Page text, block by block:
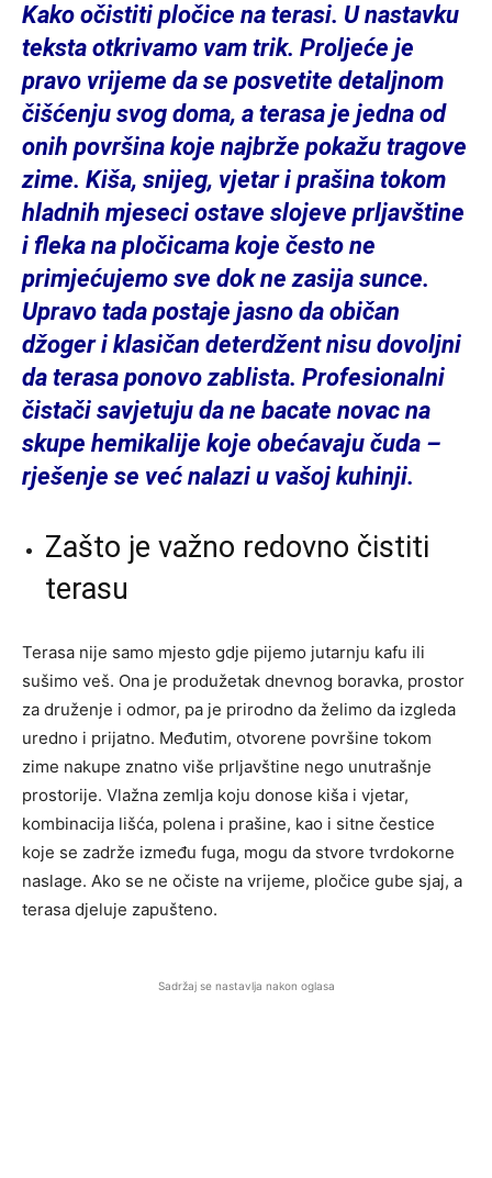
Kako očistiti pločice na terasi. U nastavku
teksta otkrivamo vam trik. Proljeće je
pravo vrijeme da se posvetite detaljnom
čišćenju svog doma, a terasa je jedna od
onih površina koje najbrže pokažu tragove
zime. Kiša, snijeg, vjetar i prašina tokom
hladnih mjeseci ostave slojeve prljavštine
i fleka na pločicama koje često ne
primjećujemo sve dok ne zasija sunce.
Upravo tada postaje jasno da običan
džoger i klasičan deterdžent nisu dovoljni
da terasa ponovo zablista. Profesionalni
čistači savjetuju da ne bacate novac na
skupe hemikalije koje obećavaju čuda –
rješenje se već nalazi u vašoj kuhinji.
Zašto je važno redovno čistiti
terasu
Terasa nije samo mjesto gdje pijemo jutarnju kafu ili
sušimo veš. Ona je produžetak dnevnog boravka, prostor
za druženje i odmor, pa je prirodno da želimo da izgleda
uredno i prijatno. Međutim, otvorene površine tokom
zime nakupe znatno više prljavštine nego unutrašnje
prostorije. Vlažna zemlja koju donose kiša i vjetar,
kombinacija lišća, polena i prašine, kao i sitne čestice
koje se zadrže između fuga, mogu da stvore tvrdokorne
naslage. Ako se ne očiste na vrijeme, pločice gube sjaj, a
terasa djeluje zapušteno.
Sadržaj se nastavlja nakon oglasa